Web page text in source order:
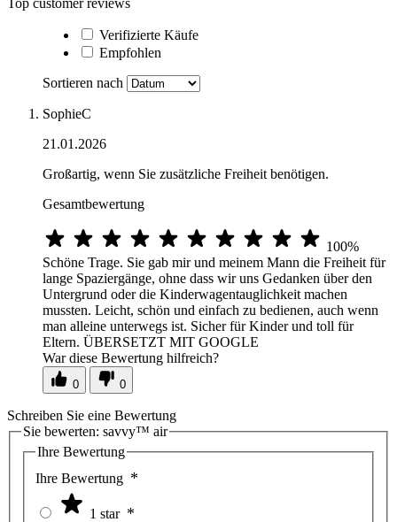
Verifizierte Käufe
Empfohlen
Sortieren nach
SophieC
21.01.2026
Großartig, wenn Sie zusätzliche Freiheit benötigen.
Gesamtbewertung
100%
Schöne Trage. Sie gab mir und meinem Mann die Freiheit für
lange Spaziergänge, ohne dass wir uns Gedanken über den
Untergrund oder die Kinderwagentauglichkeit machen
mussten. Leicht, schön und einfach zu bedienen, auch wenn
man alleine unterwegs ist. Sicher für Kinder und toll für
Eltern. ÜBERSETZT MIT GOOGLE
War diese Bewertung hilfreich?
0 0
Schreiben Sie eine Bewertung
Sie bewerten: savvy™ air
Ihre Bewertung
Ihre Bewertung
1 star